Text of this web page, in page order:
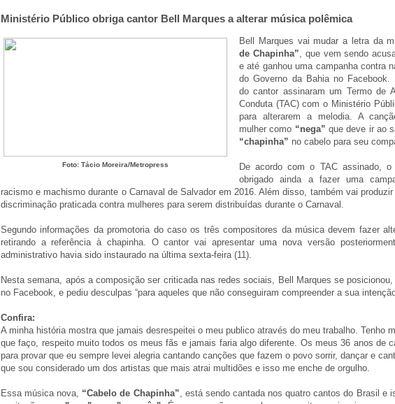
Ministério Público obriga cantor Bell Marques a alterar música polêmica
Foto: Tácio Moreira/Metropress
Bell Marques vai mudar a letra da
de Chapinha”, que vem sendo
e até ganhou uma campanha contra
do Governo da Bahia no Facebook.
do cantor assinaram um Termo de
Conduta (TAC) com o Ministério
para alterarem a melodia. A
mulher como “nega” que deve ir ao
“chapinha” no cabelo para seu
De acordo com o TAC assinado, o
obrigado ainda a fazer uma
racismo e machismo durante o Carnaval de Salvador em 2016. Além disso, também vai
discriminação praticada contra mulheres para serem distribuídas durante o Carnaval.
Segundo informações da promotoria do caso os três compositores da música devem fazer
retirando a referência à chapinha. O cantor vai apresentar uma nova versão
administrativo havia sido instaurado na última sexta-feira (11).
Nesta semana, após a composição ser criticada nas redes sociais, Bell Marques se
no Facebook, e pediu desculpas “para aqueles que não conseguiram compreender a sua
Confira:
A minha história mostra que jamais desrespeitei o meu publico através do meu trabalho. Tenho
que faço, respeito muito todos os meus fãs e jamais faria algo diferente. Os meus 36 anos de
para provar que eu sempre levei alegria cantando canções que fazem o povo sorrir, dançar e
que sou considerado um dos artistas que mais atrai multidões e isso me enche de orgulho.
Essa música nova, “Cabelo de Chapinha”, está sendo cantada nos quatro cantos do Brasil e